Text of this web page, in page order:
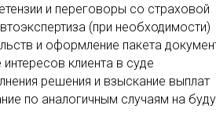
и переговоры со страховой
(при необходимости)
и оформление пакета
клиента в суде
решения и взыскание выплат
по аналогичным случаям на